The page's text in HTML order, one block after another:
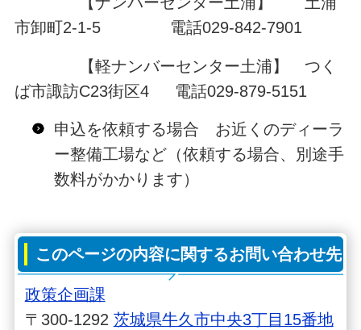
市卸町2-1-5 電話029-842-7901
【軽ナンバーセンター土浦】 つく
ば市諏訪C23街区4 電話029-879-5151
申込を依頼する場合 お近くのディーラ
ー整備工場など（依頼する場合、別途手
数料がかかります）
このページの内容に関するお問い合わせ先
政策企画課
〒300-1292 茨城県牛久市中央3丁目15番地